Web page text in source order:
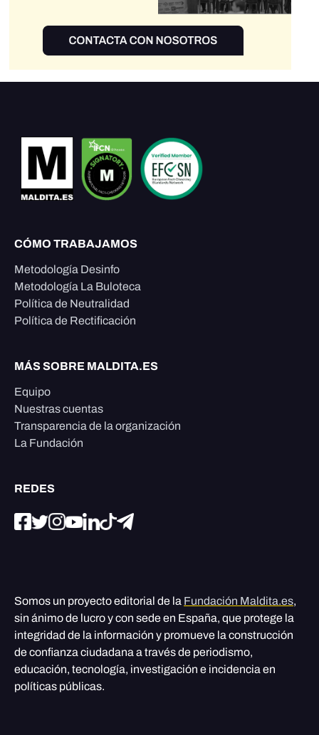
CÓMO TRABAJAMOS
Metodología Desinfo
Metodología La Buloteca
Política de Neutralidad
Política de Rectificación
MÁS SOBRE MALDITA.ES
Equipo
Nuestras cuentas
Transparencia de la organización
La Fundación
REDES
Somos un proyecto editorial de la Fundación Maldita.es,
sin ánimo de lucro y con sede en España, que protege la
integridad de la información y promueve la construcción
de confianza ciudadana a través de periodismo,
educación, tecnología, investigación e incidencia en
políticas públicas.